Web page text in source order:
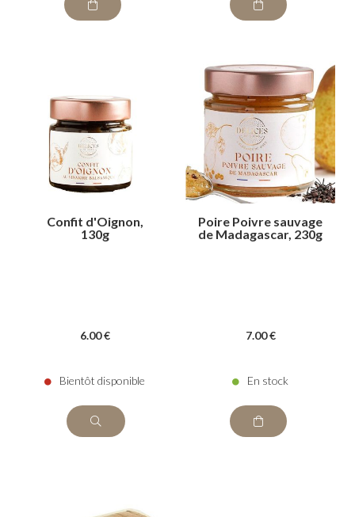
Confit d'Oignon,
130g
6.00 €
Bientôt disponible
Poire Poivre sauvage
de Madagascar, 230g
7.00 €
En stock